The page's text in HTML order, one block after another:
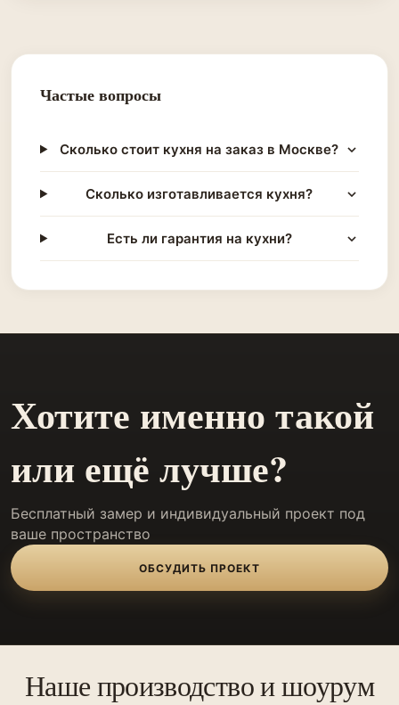
Частые вопросы
Сколько стоит кухня на заказ в Москве?
Сколько изготавливается кухня?
Есть ли гарантия на кухни?
Хотите именно такой
или ещё лучше?
Бесплатный замер и индивидуальный проект под
ваше пространство
ОБСУДИТЬ ПРОЕКТ
Наше производство и шоурум